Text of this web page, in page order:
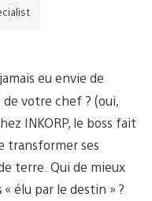
eu envie de
votre chef ? (oui,
INKORP, le boss fait
transformer ses
terre. Qui de mieux
élu par le destin » ?